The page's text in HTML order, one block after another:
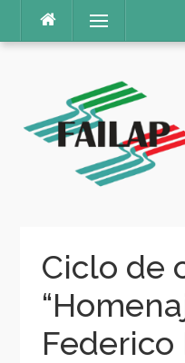
contenido
Menú
Ciclo de
Federico